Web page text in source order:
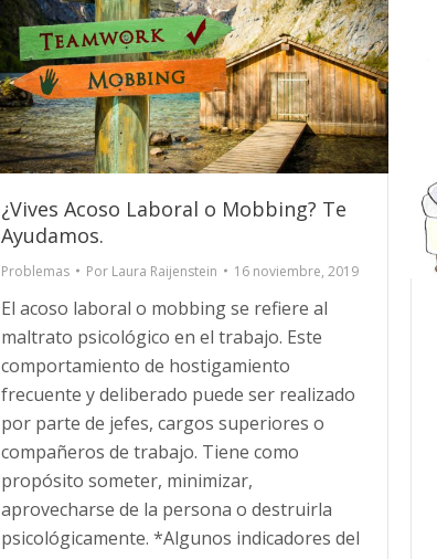
¿Vives Acoso Laboral o Mobbing? Te
Ayudamos.
Problemas Por Laura Raijenstein 16 noviembre, 2019
El acoso laboral o mobbing se refiere al
maltrato psicológico en el trabajo. Este
comportamiento de hostigamiento
frecuente y deliberado puede ser realizado
por parte de jefes, cargos superiores o
compañeros de trabajo. Tiene como
propósito someter, minimizar,
aprovecharse de la persona o destruirla
psicológicamente. *Algunos indicadores del